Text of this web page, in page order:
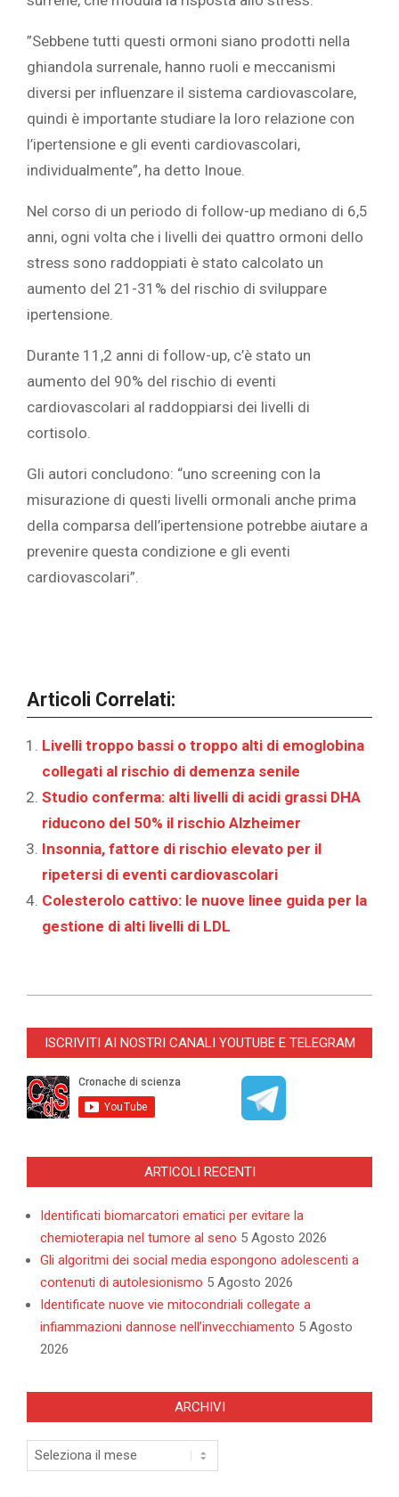
‎”Sebbene tutti questi ormoni siano prodotti nella
ghiandola surrenale, hanno ruoli e meccanismi
diversi per influenzare il sistema cardiovascolare,
quindi è importante studiare la loro relazione con
l’ipertensione e gli eventi cardiovascolari,
individualmente”, ha detto Inoue. ‎
‎Nel corso di un periodo di follow-up mediano di 6,5
anni, ogni volta che i livelli dei quattro ormoni dello
stress sono raddoppiati è stato calcolato un
aumento del 21-31% del rischio di sviluppare
ipertensione.‎
‎Durante 11,2 anni di follow-up, c’è stato un
aumento del 90% del rischio di eventi
cardiovascolari al raddoppiarsi dei livelli di
cortisolo.
‎Gli autori concludono: “uno screening con la
misurazione di questi livelli ormonali anche prima
della comparsa dell’ipertensione potrebbe aiutare a
prevenire questa condizione e gli eventi
cardiovascolari”.‎
Articoli Correlati:
Livelli troppo bassi o troppo alti di emoglobina
collegati al rischio di demenza senile
Studio conferma: alti livelli di acidi grassi DHA
riducono del 50% il rischio Alzheimer
Insonnia, fattore di rischio elevato per il
ripetersi di eventi cardiovascolari
Colesterolo cattivo: le nuove linee guida per la
gestione di alti livelli di LDL
09-
ISCRIVITI AI NOSTRI CANALI YOUTUBE E TELEGRAM
ARTICOLI RECENTI
Identificati biomarcatori ematici per evitare la
chemioterapia nel tumore al seno 5 Agosto 2026
Gli algoritmi dei social media espongono adolescenti a
contenuti di autolesionismo 5 Agosto 2026
Identificate nuove vie mitocondriali collegate a
infiammazioni dannose nell’invecchiamento 5 Agosto
2026
ARCHIVI
Archivi